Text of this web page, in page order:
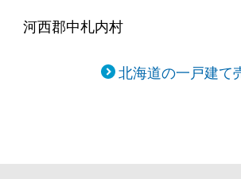
河西郡中札内村
北海道の一戸建て